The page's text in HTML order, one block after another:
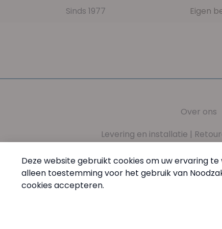
Sinds 1977 Eigen
Over ons
Levering en installatie |
Missie|Waarden|Algemene voorwaarden|
PharmaMed - Tel: +32 (0) 68 64 60 45 - Van
Deze website gebruikt cookies om uw ervaring
alleen toestemming voor het gebruik van
cookies accepteren.